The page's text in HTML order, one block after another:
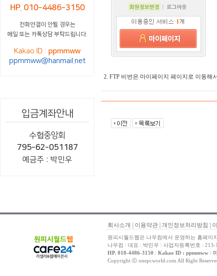
HP. 010-4486-3150
전화연결이 안될 경우는
메일 또는 카톡상담 부탁드립니다.
Kakao ID :ppmmww
ppmmww@hanmail.net
입금계좌안내
수협중앙회
795-62-051187
예금주 : 박민우
2. FTP 비번은 마이페이지 페이지로 이동해
회사소개 이용약관 개인정보처리방침
원피시월드웹은 나우컴에서 운영하는 홈페이
나우컴 l 대표 : 박민우 l 사업자등록번호 :
HP. 010-4486-3150 l Kakao ID : ppmmww l
Copyright ⓒ onepcworld.com All Right